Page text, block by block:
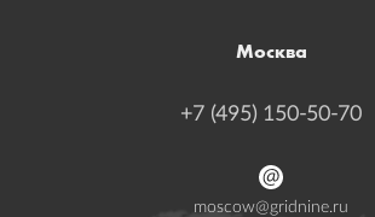
Москва
+7 (495) 150-50-70
moscow@gridnine.ru